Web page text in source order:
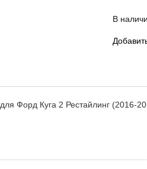
В
Форд Куга 2 Рестайлинг (2016-